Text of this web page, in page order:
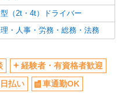
（2t・4t）ドライバー
・人事・労務・総務・法務
経験者・有資格者歓迎
日払い
車通勤OK